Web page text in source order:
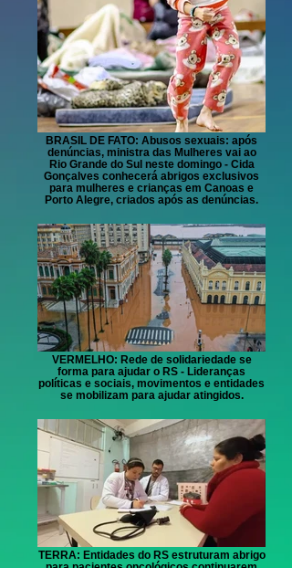
BRASIL DE FATO: Abusos sexuais: após
denúncias, ministra das Mulheres vai ao
Rio Grande do Sul neste domingo - Cida
Gonçalves conhecerá abrigos exclusivos
para mulheres e crianças em Canoas e
Porto Alegre, criados após as denúncias.
VERMELHO: Rede de solidariedade se
forma para ajudar o RS - Lideranças
políticas e sociais, movimentos e entidades
se mobilizam para ajudar atingidos.
TERRA: Entidades do RS estruturam abrigo
para pacientes oncológicos continuarem